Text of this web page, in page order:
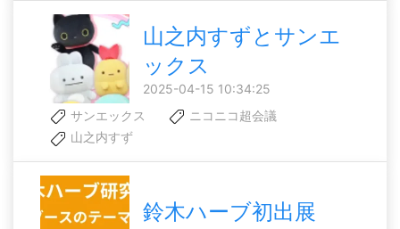
山之内すずとサンエ
ックス
2025-04-15 10:34:25
サンエックス
ニコニコ超会議
山之内すず
鈴木ハーブ初出展